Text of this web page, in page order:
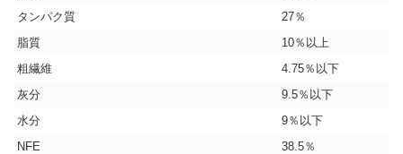
タンパク質
27％
脂質
10％以上
粗繊維
4.75％以下
灰分
9.5％以下
水分
9％以下
NFE
38.5％